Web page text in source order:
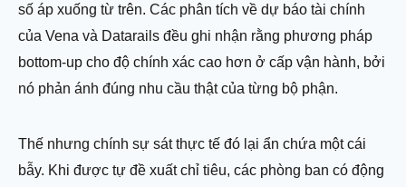
số áp xuống từ trên. Các phân tích về dự báo tài chính
của Vena và Datarails đều ghi nhận rằng phương pháp
bottom-up cho độ chính xác cao hơn ở cấp vận hành, bởi
nó phản ánh đúng nhu cầu thật của từng bộ phận.
Thế nhưng chính sự sát thực tế đó lại ẩn chứa một cái
bẫy. Khi được tự đề xuất chỉ tiêu, các phòng ban có động